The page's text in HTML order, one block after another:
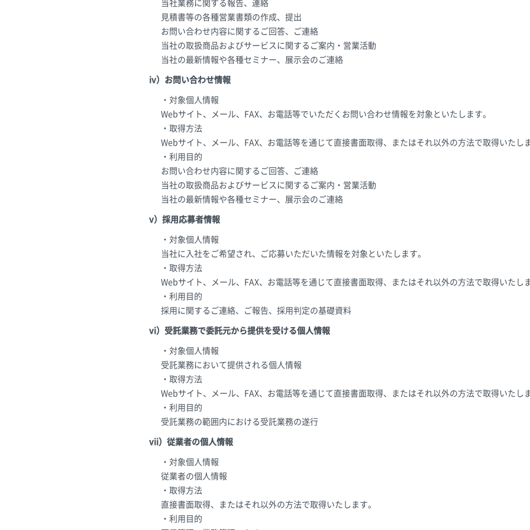
当社業務に関する報告、連絡
見積書等の各種営業書類の作成、提出
お問い合わせ内容に関するご回答、ご連絡
当社の取扱商品およびサービスに関するご案内・営業活動
当社の最新情報や各種セミナー、展示会のご連絡
iv）お問い合わせ情報
・対象個人情報
Webサイト、メール、FAX、お電話等でいただくお問い合わせ情報を対象といたします。
・取得方法
Webサイト、メール、FAX、お電話等を通じて直接書面取得、またはそれ以外の方法で取得いたし
・利用目的
お問い合わせ内容に関するご回答、ご連絡
当社の取扱商品およびサービスに関するご案内・営業活動
当社の最新情報や各種セミナー、展示会のご連絡
v）採用応募者情報
・対象個人情報
当社に入社をご希望され、ご応募いただいた情報を対象といたします。
・取得方法
Webサイト、メール、FAX、お電話等を通じて直接書面取得、またはそれ以外の方法で取得いたし
・利用目的
採用に関するご連絡、ご報告、採用判定の基礎資料
vi）受託業務で委託元から提供を受ける個人情報
・対象個人情報
受託業務において提供される個人情報
・取得方法
Webサイト、メール、FAX、お電話等を通じて直接書面取得、またはそれ以外の方法で取得いたし
・利用目的
受託業務の範囲内における受託業務の遂行
vii）従業者の個人情報
・対象個人情報
従業者の個人情報
・取得方法
直接書面取得、またはそれ以外の方法で取得いたします。
・利用目的